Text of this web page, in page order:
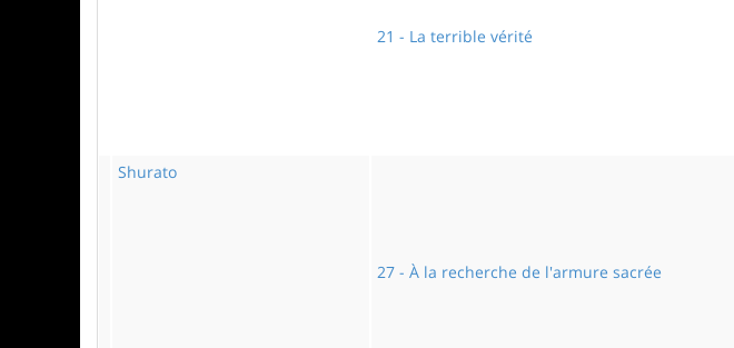
21 - La terrible vérité
Shurato
27 - À la recherche de l'armure sacrée